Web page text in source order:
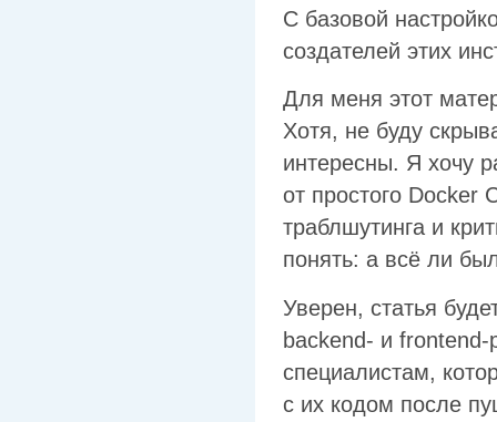
С базовой
создателей этих
Для меня этот
Хотя, не буду
интересны. Я хочу
от простого Docker
траблшутинга и
понять: а всё ли
Уверен, статья
backend‑ и
специалистам,
с их кодом после